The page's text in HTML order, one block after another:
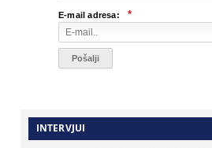
E-mail adresa: *
INTERVJUI